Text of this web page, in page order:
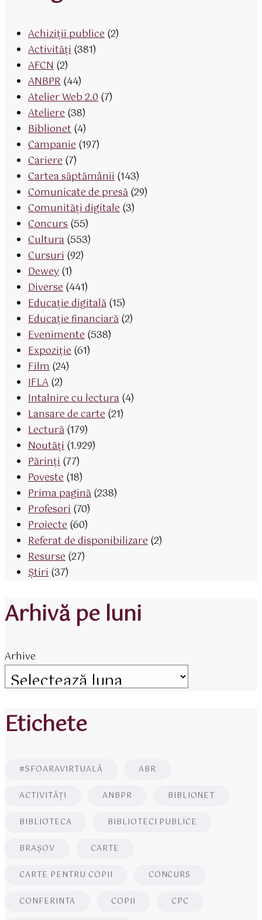
Achiziții publice(2)
Activităţi(381)
AFCN(2)
ANBPR(44)
Atelier Web 2.0(7)
Ateliere(38)
Biblionet(4)
Campanie(197)
Cariere(7)
Cartea săptămânii(143)
Comunicate de presă(29)
Comunități digitale(3)
Concurs(55)
Cultura(553)
Cursuri(92)
Dewey(1)
Diverse(441)
Educaţie digitală(15)
Educaţie financiară(2)
Evenimente(538)
Expoziție(61)
Film(24)
IFLA(2)
Intalnire cu lectura(4)
Lansare de carte(21)
Lectură(179)
Noutăți(1.929)
Părinţi(77)
Poveste(18)
Prima pagină(238)
Profesori(70)
Proiecte(60)
Referat de disponibilizare(2)
Resurse(27)
Știri(37)
Arhivă pe luni
Arhive
Etichete
#SFOARAVIRTUALĂ ABR
ACTIVITĂŢI ANBPR BIBLIONET
BIBLIOTECA BIBLIOTECI PUBLICE
BRAŞOV CARTE
CARTE PENTRU COPII CONCURS
CONFERINTA COPII CPC